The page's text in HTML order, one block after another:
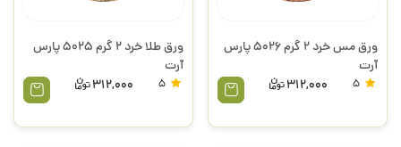
ورق مس خرد 2 گرم 5026 پارس
آرت
312,000
ورق طلا خرد 2 گرم 5025 پارس
آرت
312,000